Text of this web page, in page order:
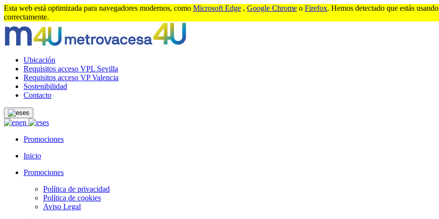
Esta web está optimizada para navegadores modernos, como Microsoft Edge , Google Chrome o Firefox. Hemos detectado que estás
correctamente.
Ubicación
Requisitos acceso VPL Sevilla
Requisitos acceso VP Valencia
Sostenibilidad
Contacto
es
en
es
Promociones
Inicio
Promociones
Política de privacidad
Política de cookies
Aviso Legal